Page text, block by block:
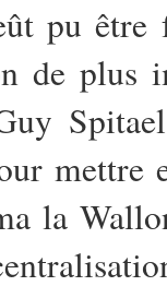
pu être
de plus
mettre
la